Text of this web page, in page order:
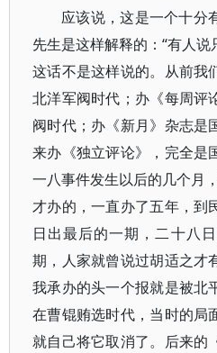
应该说，这是一个十分
先生是这样解释的：“有人说
这话不是这样说的。从前我
北洋军阀时代；办《每周评
阀时代；办《新月》杂志是
来办《独立评论》，完全是
一八事件发生以后的几个月
才办的，一直办了五年，到
日出最后的一期，二十八
期，人家就曾说过胡适之才
我承办的头一个报就是被北
在曹锟贿选时代，当时的局
就自己将它取消了。后来的